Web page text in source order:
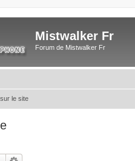
Mistwalker Fr
Forum de Mistwalker Fr
le site